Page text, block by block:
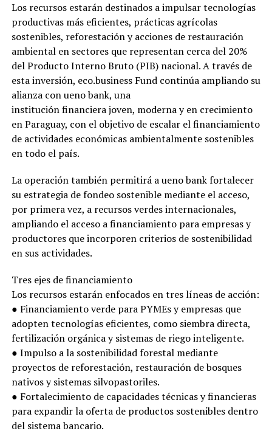
Los recursos estarán destinados a impulsar tecnologías
productivas más eficientes, prácticas agrícolas
sostenibles, reforestación y acciones de restauración
ambiental en sectores que representan cerca del 20%
del Producto Interno Bruto (PIB) nacional. A través de
esta inversión, eco.business Fund continúa ampliando su
alianza con ueno bank, una
institución financiera joven, moderna y en crecimiento
en Paraguay, con el objetivo de escalar el financiamiento
de actividades económicas ambientalmente sostenibles
en todo el país.
La operación también permitirá a ueno bank fortalecer
su estrategia de fondeo sostenible mediante el acceso,
por primera vez, a recursos verdes internacionales,
ampliando el acceso a financiamiento para empresas y
productores que incorporen criterios de sostenibilidad
en sus actividades.
Tres ejes de financiamiento
Los recursos estarán enfocados en tres líneas de acción:
● Financiamiento verde para PYMEs y empresas que
adopten tecnologías eficientes, como siembra directa,
fertilización orgánica y sistemas de riego inteligente.
● Impulso a la sostenibilidad forestal mediante
proyectos de reforestación, restauración de bosques
nativos y sistemas silvopastoriles.
● Fortalecimiento de capacidades técnicas y financieras
para expandir la oferta de productos sostenibles dentro
del sistema bancario.